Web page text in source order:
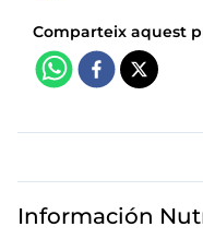
Información